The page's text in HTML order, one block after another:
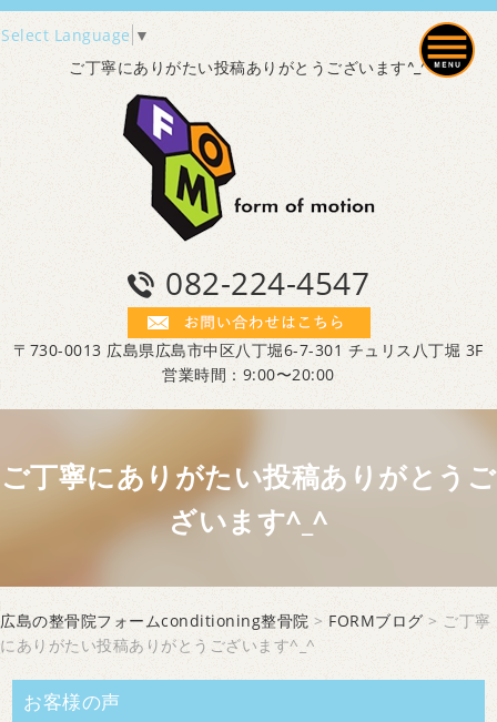
Select Language ▼
ご丁寧にありがたい投稿ありがとうございます^_^
082-224-4547
〒730-0013 広島県広島市中区八丁堀6-7-301 チュリス八丁堀 3F
営業時間：9:00〜20:00
ご丁寧にありがたい投稿ありがとうご
ざいます^_^
広島の整骨院フォームconditioning整骨院 > FORMブログ > ご丁寧
にありがたい投稿ありがとうございます^_^
お客様の声